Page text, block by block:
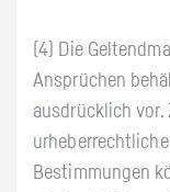
(4) Die
Ansprüchen
ausdrücklich vor.
Bestimmungen